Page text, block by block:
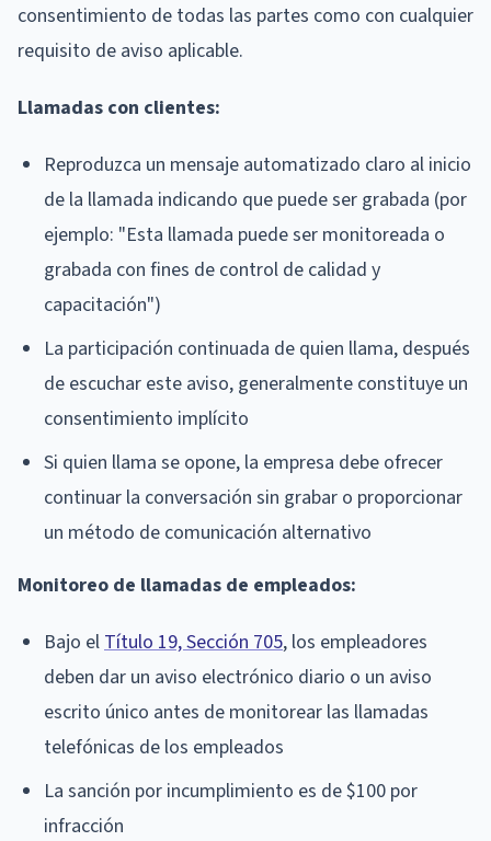
consentimiento de todas las partes como con cualquier
requisito de aviso aplicable.
Llamadas con clientes:
Reproduzca un mensaje automatizado claro al inicio
de la llamada indicando que puede ser grabada (por
ejemplo: "Esta llamada puede ser monitoreada o
grabada con fines de control de calidad y
capacitación")
La participación continuada de quien llama, después
de escuchar este aviso, generalmente constituye un
consentimiento implícito
Si quien llama se opone, la empresa debe ofrecer
continuar la conversación sin grabar o proporcionar
un método de comunicación alternativo
Monitoreo de llamadas de empleados:
Bajo el Título 19, Sección 705, los empleadores
deben dar un aviso electrónico diario o un aviso
escrito único antes de monitorear las llamadas
telefónicas de los empleados
La sanción por incumplimiento es de $100 por
infracción